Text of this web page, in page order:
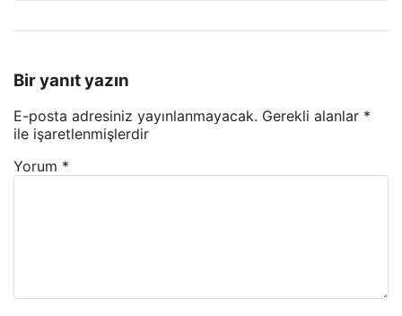
Bir yanıt yazın
E-posta adresiniz yayınlanmayacak. Gerekli alanlar *
ile işaretlenmişlerdir
Yorum *